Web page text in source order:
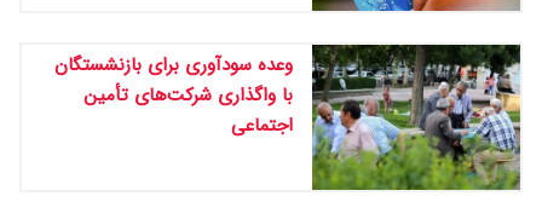
وعده سودآوری برای بازنشستگان
با واگذاری شرکت‌های تأمین
اجتماعی